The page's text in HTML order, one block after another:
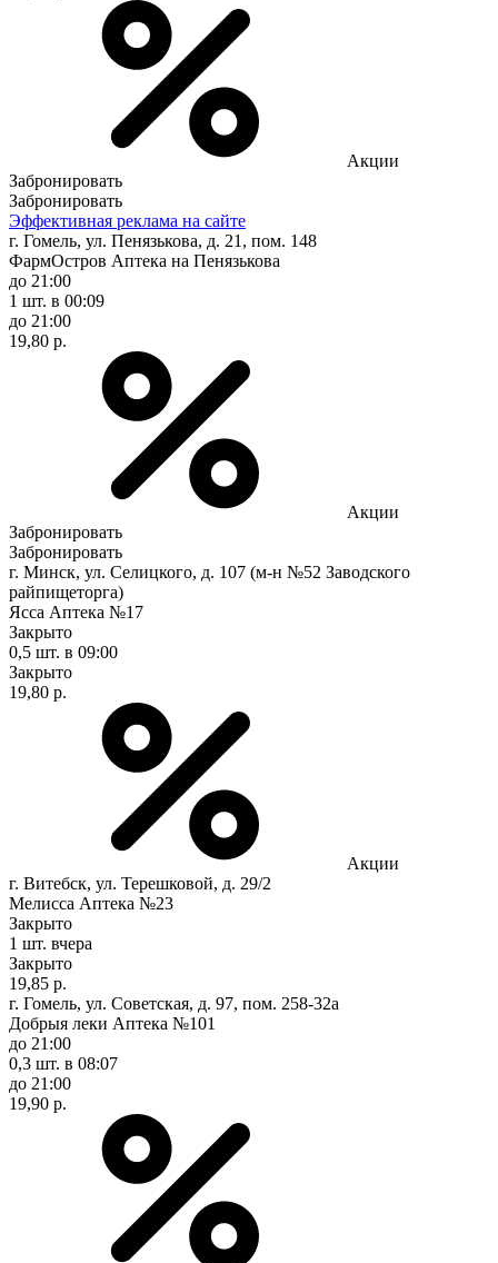
Акции
Забронировать
Забронировать
Эффективная реклама на сайте
г. Гомель, ул. Пенязькова, д. 21, пом. 148
ФармОстров Аптека на Пенязькова
до 21:00
1 шт. в 00:09
до 21:00
19,80 р.
Акции
Забронировать
Забронировать
г. Минск, ул. Селицкого, д. 107 (м-н №52 Заводского
райпищеторга)
Ясса Аптека №17
Закрыто
0,5 шт. в 09:00
Закрыто
19,80 р.
Акции
г. Витебск, ул. Терешковой, д. 29/2
Мелисса Аптека №23
Закрыто
1 шт. вчера
Закрыто
19,85 р.
г. Гомель, ул. Советская, д. 97, пом. 258-32а
Добрыя леки Аптека №101
до 21:00
0,3 шт. в 08:07
до 21:00
19,90 р.